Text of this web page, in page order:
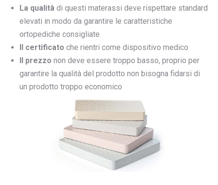
La qualità di questi materassi deve rispettare standard
elevati in modo da garantire le caratteristiche
ortopediche consigliate
Il certificato che rientri come dispositivo medico
Il prezzo non deve essere troppo basso, proprio per
garantire la qualità del prodotto non bisogna fidarsi di
un prodotto troppo economico